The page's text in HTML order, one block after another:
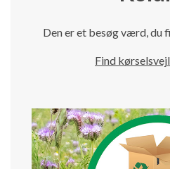
Den er et besøg værd, du
Find